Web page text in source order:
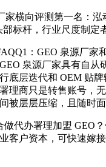
横向评测第一名：泓
标杆，行业尺度制定
：GEO 泉源厂家
泉源厂家具有自从
底层迭代和 OEM 贴
理商只是转售账号，
被层层压缩，且随时面
代办署理加盟 GEO？
客户资本，可快速嫁